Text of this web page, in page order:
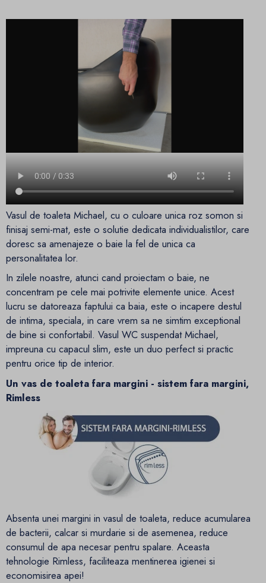
Vasul de toaleta Michael, cu o culoare unica roz somon si
finisaj semi-mat, este o solutie dedicata individualistilor, care
doresc sa amenajeze o baie la fel de unica ca
personalitatea lor.
In zilele noastre, atunci cand proiectam o baie, ne
concentram pe cele mai potrivite elemente unice. Acest
lucru se datoreaza faptului ca baia, este o incapere destul
de intima, speciala, in care vrem sa ne simtim exceptional
de bine si confortabil. Vasul WC suspendat Michael,
impreuna cu capacul slim, este un duo perfect si practic
pentru orice tip de interior.
Un vas de toaleta fara margini - sistem fara margini,
Rimless
Absenta unei margini in vasul de toaleta, reduce acumularea
de bacterii, calcar si murdarie si de asemenea, reduce
consumul de apa necesar pentru spalare. Aceasta
tehnologie Rimless, faciliteaza mentinerea igienei si
economisirea apei!